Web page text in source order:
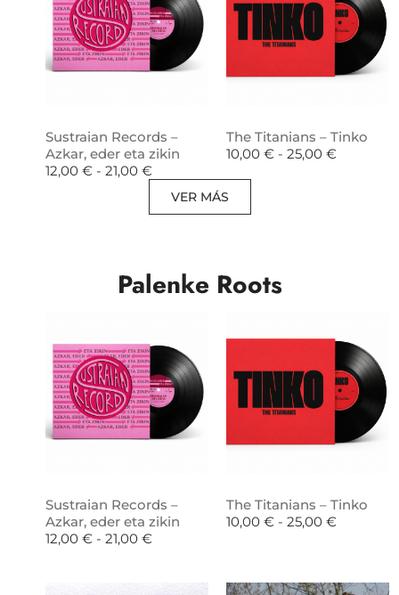
Sustraian Records –
Azkar, eder eta zikin
12,00 € - 21,00 €
The Titanians – Tinko
10,00 € - 25,00 €
VER MÁS
Palenke Roots
Sustraian Records –
Azkar, eder eta zikin
12,00 € - 21,00 €
The Titanians – Tinko
10,00 € - 25,00 €